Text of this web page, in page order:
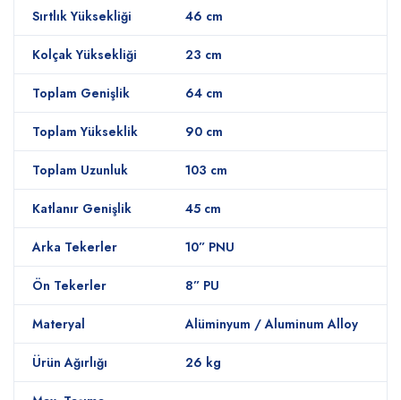
Sırtlık Yüksekliği 46 cm
Kolçak Yüksekliği 23 cm
Toplam Genişlik 64 cm
Toplam Yükseklik 90 cm
Toplam Uzunluk 103 cm
Katlanır Genişlik 45 cm
Arka Tekerler 10” PNU
Ön Tekerler 8” PU
Materyal Alüminyum / Aluminum Alloy
Ürün Ağırlığı 26 kg